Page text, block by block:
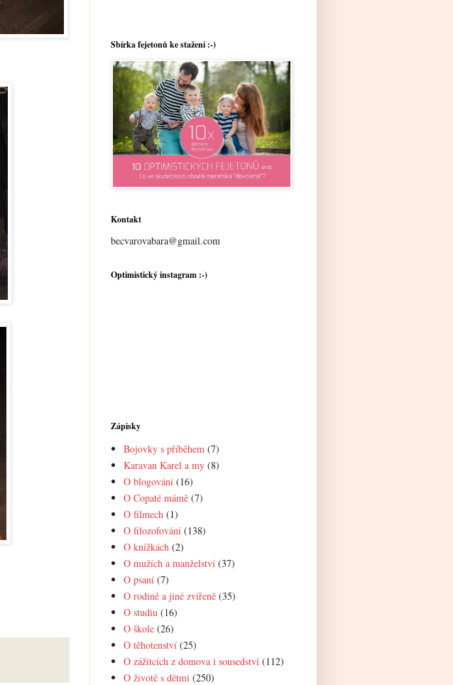
Sbírka fejetonů ke stažení :-)
Kontakt
becvarovabara@gmail.com
Optimistický instagram :-)
Zápisky
Bojovky s příběhem (7)
Karavan Karel a my (8)
O blogování (16)
O Copaté mámě (7)
O filmech (1)
O filozofování (138)
O knížkách (2)
O mužích a manželství (37)
O psaní (7)
O rodině a jiné zvířeně (35)
O studiu (16)
O škole (26)
O těhotenství (25)
O zážitcích z domova i sousedství (112)
O životě s dětmi (250)